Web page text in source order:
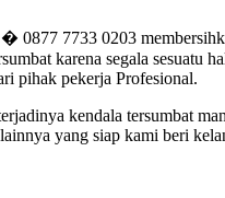
7733 0203
karena segala
pihak pekerja Profesional.
kendala tersumbat
yang siap kami beri